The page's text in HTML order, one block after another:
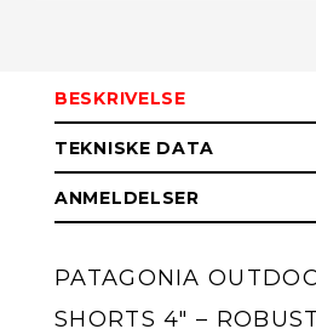
M
BESKRIVELSE
TEKNISKE DATA
ANMELDELSER
PATAGONIA
SHORTS 4" – ROBUST